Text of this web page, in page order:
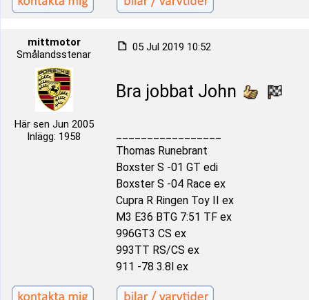
mittmotor
Smålandsstenar
Här sen Jun 2005
Inlägg: 1958
05 Jul 2019 10:52
Bra jobbat John
Thomas Runebrant
Boxster S -01 GT edi
Boxster S -04 Race ex
Cupra R Ringen Toy II ex
M3 E36 BTG 7:51 TF ex
996GT3 CS ex
993TT RS/CS ex
911 -78 3.8l ex